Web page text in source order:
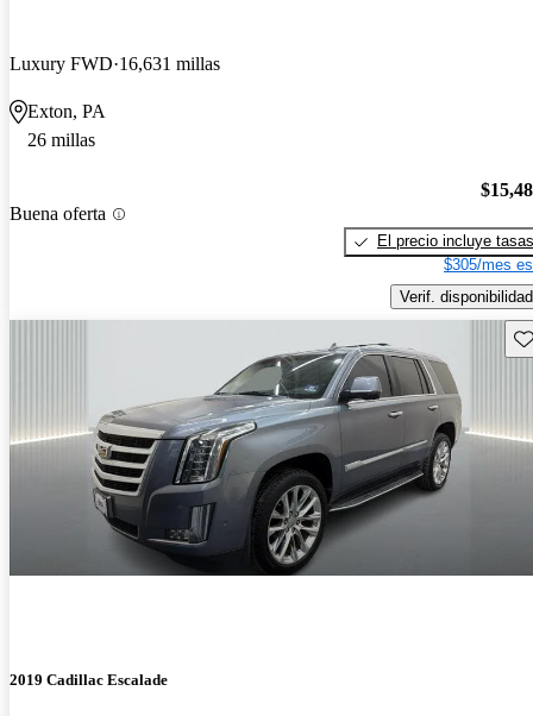
Luxury FWD 16,631 millas
Exton, PA
26 millas
Buena oferta
El precio incluye tasas
$305/mes
Verif. disponibilidad
2019 Cadillac Escalade